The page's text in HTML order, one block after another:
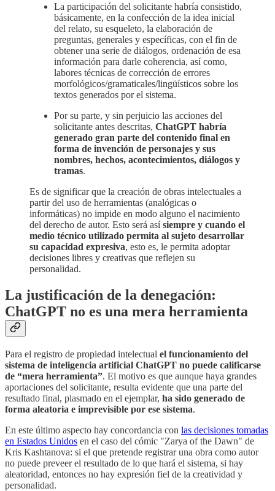
La participación del solicitante habría consistido,
básicamente, en la confección de la idea inicial
del relato, su esqueleto, la elaboración de
preguntas, generales y específicas, con el fin de
obtener una serie de diálogos, ordenación de esa
información para darle coherencia, así como,
labores técnicas de corrección de errores
morfológicos/gramaticales/lingüísticos sobre los
textos generados por el sistema.
Por su parte, y sin perjuicio las acciones del
solicitante antes descritas, ChatGPT habría
generado gran parte del contenido final en
forma de invención de personajes y sus
nombres, hechos, acontecimientos, diálogos y
tramas.
Es de significar que la creación de obras intelectuales a
partir del uso de herramientas (analógicas o
informáticas) no impide en modo alguno el nacimiento
del derecho de autor. Esto será asísiempre y cuando el
medio técnico utilizado permita al sujeto desarrollar
su capacidad expresiva, esto es, le permita adoptar
decisiones libres y creativas que reflejen su
personalidad.
La justificación de la denegación:
ChatGPT no es una mera herramienta
Para el registro de propiedad intelectual el funcionamiento del
sistema de inteligencia artificial ChatGPT no puede calificarse
de “mera herramienta”. El motivo es que aunque haya grandes
aportaciones del solicitante, resulta evidente que una parte del
resultado final, plasmado en el ejemplar, ha sido generado de
forma aleatoria e imprevisible por ese sistema.
En este último aspecto hay concordancia con las decisiones tomadas
en Estados Unidos en el caso del cómic "Zarya of the Dawn" de
Kris Kashtanova: si el que pretende registrar una obra como autor
no puede preveer el resultado de lo que hará el sistema, si hay
aleatoridad, entonces no hay expresión fiel de la creatividad y
personalidad.